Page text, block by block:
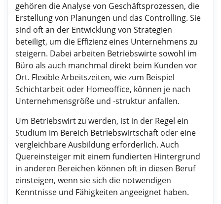
gehören die Analyse von Geschäftsprozessen, die
Erstellung von Planungen und das Controlling. Sie
sind oft an der Entwicklung von Strategien
beteiligt, um die Effizienz eines Unternehmens zu
steigern. Dabei arbeiten Betriebswirte sowohl im
Büro als auch manchmal direkt beim Kunden vor
Ort. Flexible Arbeitszeiten, wie zum Beispiel
Schichtarbeit oder Homeoffice, können je nach
Unternehmensgröße und -struktur anfallen.
Um Betriebswirt zu werden, ist in der Regel ein
Studium im Bereich Betriebswirtschaft oder eine
vergleichbare Ausbildung erforderlich. Auch
Quereinsteiger mit einem fundierten Hintergrund
in anderen Bereichen können oft in diesen Beruf
einsteigen, wenn sie sich die notwendigen
Kenntnisse und Fähigkeiten angeeignet haben.